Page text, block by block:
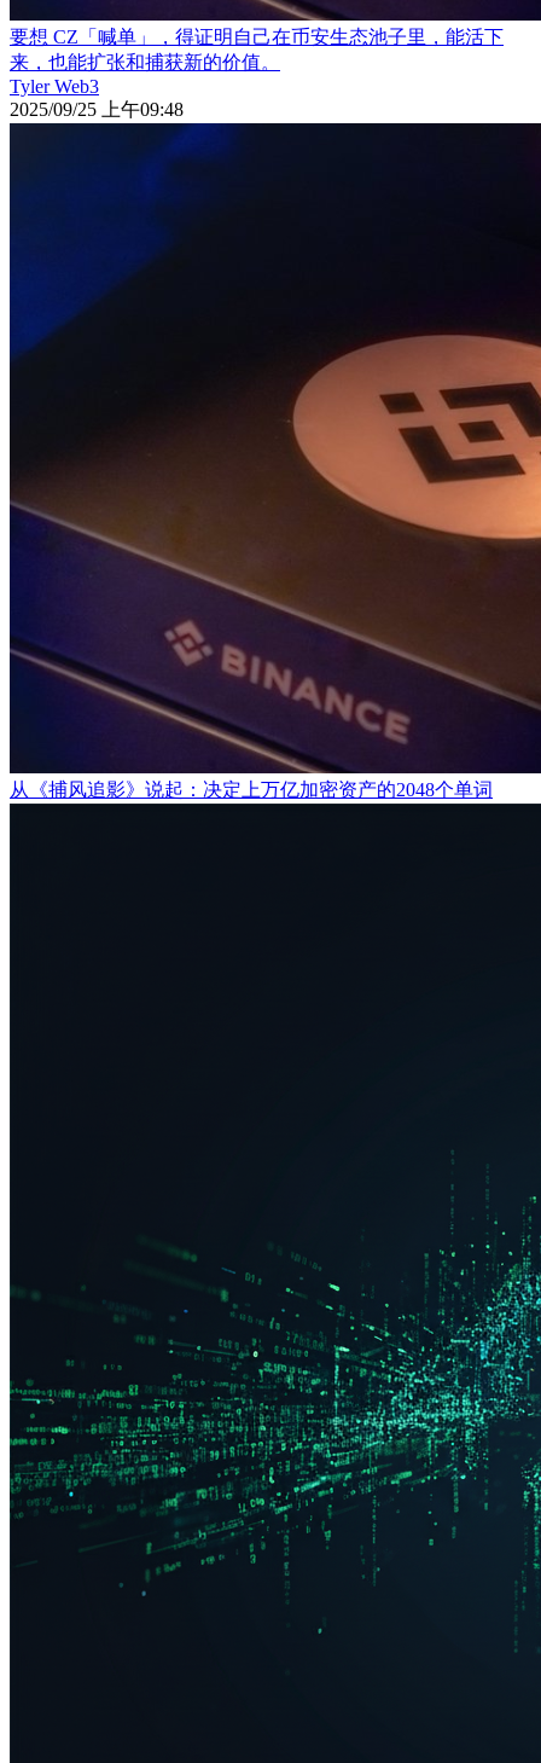
要想 CZ「喊单」，得证明自己在币安生态池子里，能活下
来，也能扩张和捕获新的价值。
Tyler Web3
2025/09/25 上午09:48
从《捕风追影》说起：决定上万亿加密资产的2048个单词